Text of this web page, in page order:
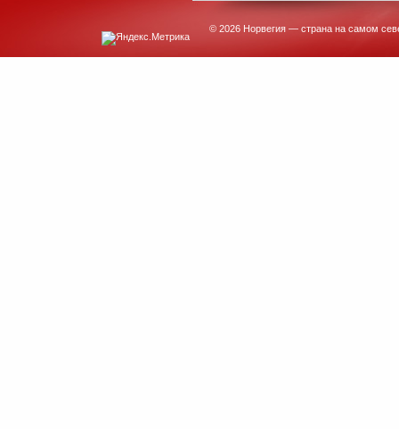
© 2026 Норвегия — страна на самом